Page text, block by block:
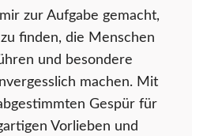
zur Aufgabe gemacht,
finden, die Menschen
und besondere
machen. Mit
Gespür für
Vorlieben und